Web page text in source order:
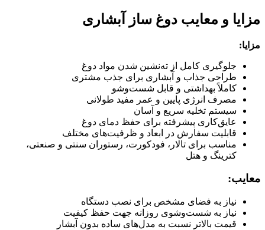
مزایا و معایب دوغ ساز آبشاری
مزایا:
جلوگیری کامل از ته‌نشین شدن مواد دوغ
طراحی جذاب و آبشاری برای جذب مشتری
کاملاً بهداشتی و قابل شست‌وشو
مصرف انرژی پایین و عمر مفید طولانی
سیستم تخلیه سریع و آسان
عایق‌کاری پیشرفته برای حفظ دمای دوغ
قابلیت سفارش در ابعاد و ظرفیت‌های مختلف
مناسب برای تالار، فودکورت، رستوران سنتی و صنعتی،
کترینگ و هتل
معایب:
نیاز به فضای مشخص برای نصب دستگاه
نیاز به شست‌وشوی روزانه جهت حفظ کیفیت
قیمت بالاتر نسبت به مدل‌های ساده بدون آبشار